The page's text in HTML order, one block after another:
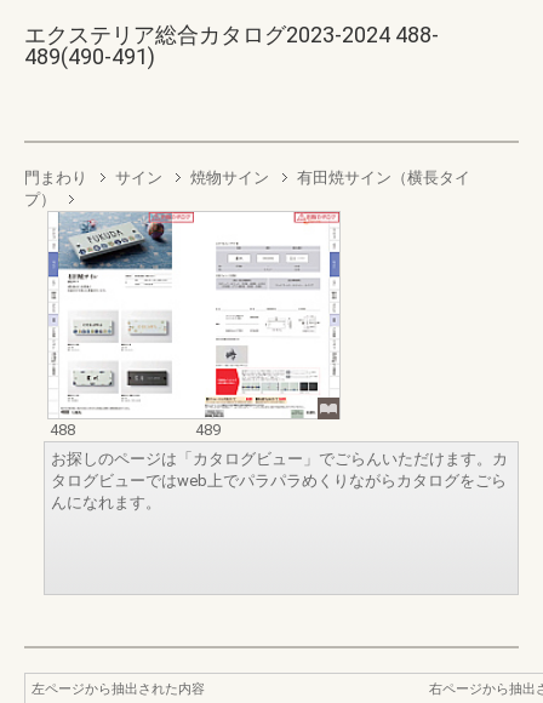
エクステリア総合カタログ2023-2024 488-
489(490-491)
門まわり サイン 焼物サイン
有田焼サイン（横長タイ
プ）
488
489
お探しのページは「カタログビュー」でごらんいただけます。カ
タログビューではweb上でパラパラめくりながらカタログをごら
んになれます。
左ページから抽出された内容
右ページから抽出